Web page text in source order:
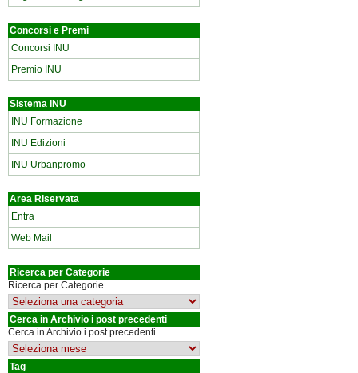
Concorsi e Premi
Concorsi INU
Premio INU
Sistema INU
INU Formazione
INU Edizioni
INU Urbanpromo
Area Riservata
Entra
Web Mail
Ricerca per Categorie
Ricerca per Categorie
Cerca in Archivio i post precedenti
Cerca in Archivio i post precedenti
Tag